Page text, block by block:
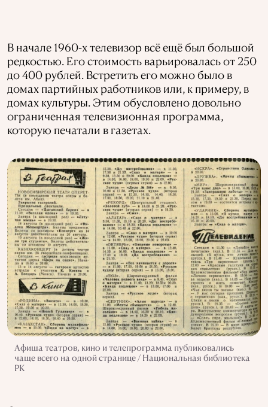
В начале 1960-х телевизор всё ещё был большой
редкостью. Его стоимость варьировалась от 250
до 400 рублей. Встретить его можно было в
домах партийных работников или, к примеру, в
домах культуры. Этим обусловлено довольно
ограниченная телевизионная программа,
которую печатали в газетах.
Афиша театров, кино и телепрограмма публиковались
чаще всего на одной странице / Национальная библиотека
РК